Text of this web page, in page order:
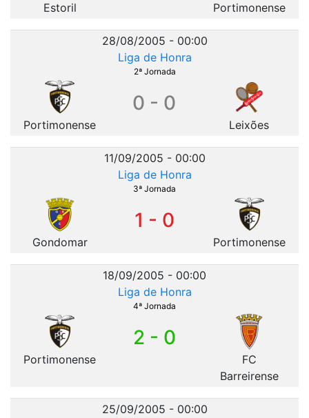
Estoril Portimonense
28/08/2005 - 00:00
Liga de Honra
2ª Jornada
Portimonense
0 - 0
Leixões
11/09/2005 - 00:00
Liga de Honra
3ª Jornada
Gondomar
1 - 0
Portimonense
18/09/2005 - 00:00
Liga de Honra
4ª Jornada
Portimonense
2 - 0
FC
Barreirense
25/09/2005 - 00:00